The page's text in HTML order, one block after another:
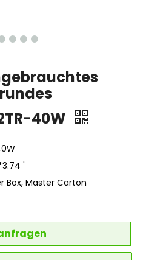
40W
'
Box, Master Carton